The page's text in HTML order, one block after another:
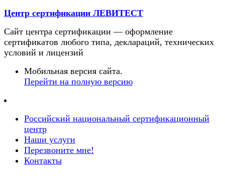
Центр сертификации ЛЕВИТЕСТ
Сайт центра сертификации — оформление
сертификатов любого типа, деклараций, технических
условий и лицензий
Мобильная версия сайта.
Перейти на полную версию
Российский национальный сертификационный
центр
Наши услуги
Перезвоните мне!
Контакты